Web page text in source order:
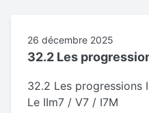
26 décembre 2025
32.2 Les
32.2 Les progressions
Le IIm7 / V7 / I7M